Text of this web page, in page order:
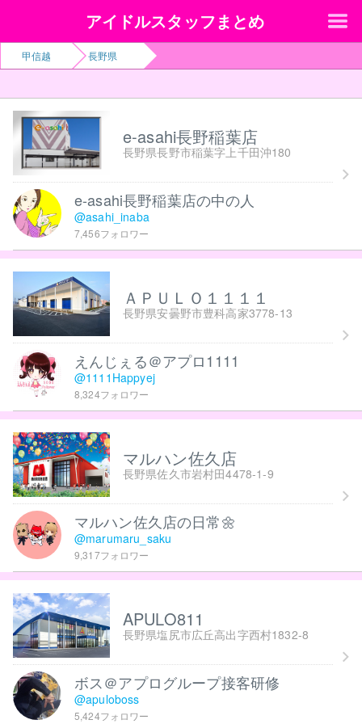
アイドルスタッフまとめ
甲信越 長野県
e-asahi長野稲葉店
長野県長野市稲葉字上千田沖180
e-asahi長野稲葉店の中の人
@asahi_inaba
7,456フォロワー
ＡＰＵＬＯ１１１１
長野県安曇野市豊科高家3778-13
えんじぇる＠アプロ1111
@1111Happyej
8,324フォロワー
マルハン佐久店
長野県佐久市岩村田4478-1-9
マルハン佐久店の日常🌼
@marumaru_saku
9,317フォロワー
APULO811
長野県塩尻市広丘高出字西村1832-8
ボス＠アプログループ接客研修
@apuloboss
5,424フォロワー